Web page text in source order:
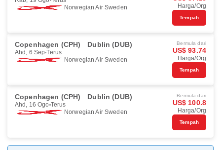
Norwegian Air Sweden
Harga/Org
Tempah
Copenhagen (CPH) Dublin (DUB)
Ahd, 6 Sep Terus
Norwegian Air Sweden
Bermula dari
US$ 93.74
Harga/Org
Tempah
Copenhagen (CPH) Dublin (DUB)
Ahd, 16 Ogo Terus
Norwegian Air Sweden
Bermula dari
US$ 100.8
Harga/Org
Tempah